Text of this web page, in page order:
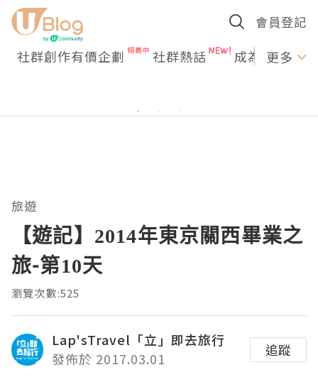
會員登記
社群創作有價企劃 社群熱話 成為U更多
旅遊
【遊記】2014年東京關西畢業之
旅-第10天
瀏覽次數:525
Lap'sTravel「立」即去旅行
發佈於 2017.03.01
追蹤